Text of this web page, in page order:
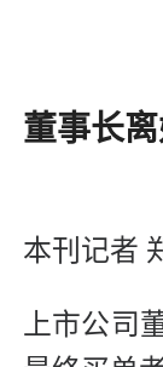
董事长离
本刊记者
上市公司